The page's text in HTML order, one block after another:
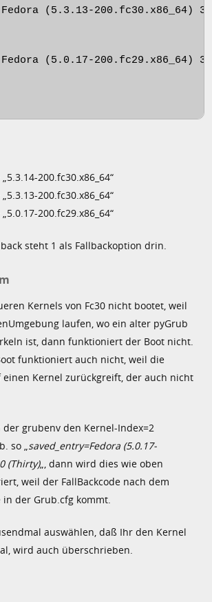
(5.3.13-200.fc30.x86_64)
(5.0.17-200.fc29.x86_64)
200.fc30.x86_64“
200.fc30.x86_64“
200.fc29.x86_64“
steht 1 als Fallbackoption drin.
Kernels von Fc30 nicht bootet, weil
laufen, wo ein alter pyGrub
ist, dann funktioniert der Boot nicht.
funktioniert auch nicht, weil die
einen Kernel zurückgreift, der auch nicht
grubenv den Kernel-Index=2
so „saved_entry=Fedora (5.0.17-
(Thirty)„, dann wird dies wie oben
weil der FallBackcode nach dem
der Grub.cfg kommt.
auswählen, daß Ihr den Kernel
wird auch überschrieben.